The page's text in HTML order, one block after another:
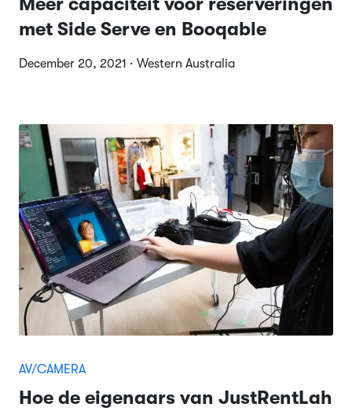
met Side Serve en Booqable
December 20, 2021 · Western Australia
AV/CAMERA
Hoe de eigenaars van JustRentLah